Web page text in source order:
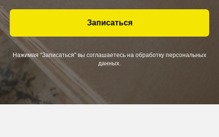
Записаться
Нажимая "Записаться" вы соглашаетесь на обработку персональных
данных.